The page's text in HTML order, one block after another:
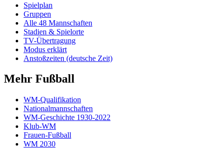
Spielplan
Gruppen
Alle 48 Mannschaften
Stadien & Spielorte
TV-Übertragung
Modus erklärt
Anstoßzeiten (deutsche Zeit)
Mehr Fußball
WM-Qualifikation
Nationalmannschaften
WM-Geschichte 1930-2022
Klub-WM
Frauen-Fußball
WM 2030